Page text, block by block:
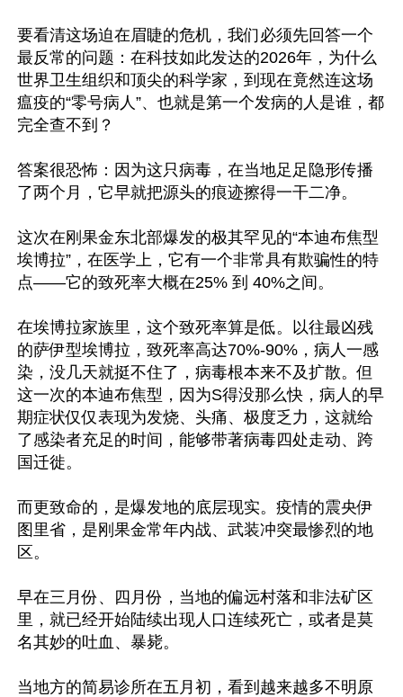
要看清这场迫在眉睫的危机，我们必须先回答一个
最反常的问题：在科技如此发达的2026年，为什么
世界卫生组织和顶尖的科学家，到现在竟然连这场
瘟疫的“零号病人”、也就是第一个发病的人是谁，都
完全查不到？
答案很恐怖：因为这只病毒，在当地足足隐形传播
了两个月，它早就把源头的痕迹擦得一干二净。
这次在刚果金东北部爆发的极其罕见的“本迪布焦型
埃博拉”，在医学上，它有一个非常具有欺骗性的特
点——它的致死率大概在25% 到 40%之间。
在埃博拉家族里，这个致死率算是低。以往最凶残
的萨伊型埃博拉，致死率高达70%-90%，病人一感
染，没几天就挺不住了，病毒根本来不及扩散。但
这一次的本迪布焦型，因为S得没那么快，病人的早
期症状仅仅表现为发烧、头痛、极度乏力，这就给
了感染者充足的时间，能够带著病毒四处走动、跨
国迁徙。
而更致命的，是爆发地的底层现实。疫情的震央伊
图里省，是刚果金常年内战、武装冲突最惨烈的地
区。
早在三月份、四月份，当地的偏远村落和非法矿区
里，就已经开始陆续出现人口连续死亡，或者是莫
名其妙的吐血、暴毙。
当地方的简易诊所在五月初，看到越来越多不明原